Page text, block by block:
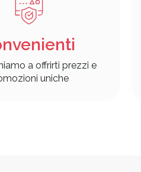
a offrirti prezzi e
uniche